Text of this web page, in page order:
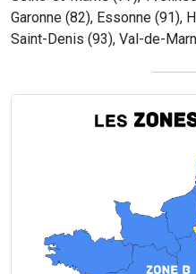
Garonne (82), Essonne (91),
Saint-Denis (93), Val-de-